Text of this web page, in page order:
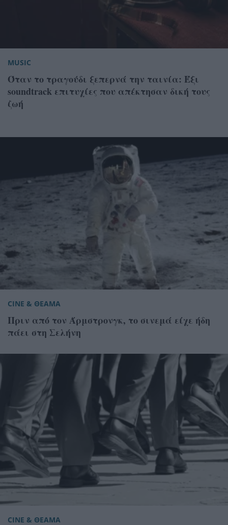
MUSIC
Όταν το τραγούδι ξεπερνά την ταινία: Έξι
soundtrack επιτυχίες που απέκτησαν δική τους
ζωή
CINE & ΘΕΑΜΑ
Πριν από τον Άρμστρονγκ, το σινεμά είχε ήδη
πάει στη Σελήνη
CINE & ΘΕΑΜΑ